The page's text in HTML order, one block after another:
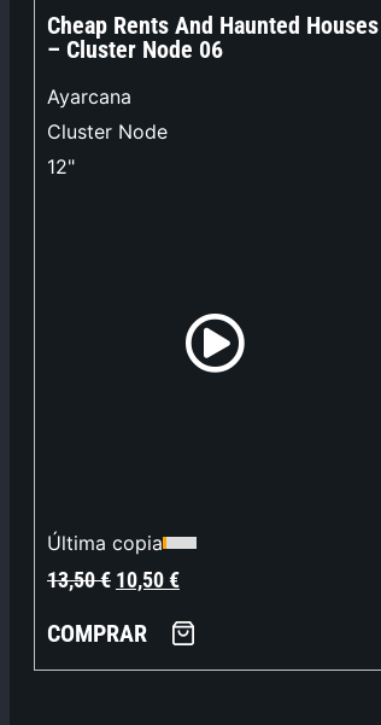
Cheap Rents And Haunted Houses
– Cluster Node 06
Ayarcana
Cluster Node
12"
Última copia
13,50€ 10,50€
COMPRAR